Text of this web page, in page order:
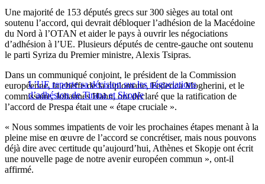
Une majorité de 153 députés grecs sur 300 sièges au total ont
soutenu l’accord, qui devrait débloquer l’adhésion de la Macédoine
du Nord à l’OTAN et aider le pays à ouvrir les négociations
d’adhésion à l’UE. Plusieurs députés de centre-gauche ont soutenu
le parti Syriza du Premier ministre, Alexis Tsipras.
L’UE reporte sa décision sur les négociations
d’adhésion de Tirana et Skopje
Dans un communiqué conjoint, le président de la Commission
européenne, la cheffe de la diplomatie, Federica Mogherini, et le
commissaire, Johannes Hahn, ont déclaré que la ratification de
l’accord de Prespa était une « étape cruciale ».
« Nous sommes impatients de voir les prochaines étapes menant à la
pleine mise en œuvre de l’accord se concrétiser, mais nous pouvons
déjà dire avec certitude qu’aujourd’hui, Athènes et Skopje ont écrit
une nouvelle page de notre avenir européen commun », ont-il
affirmé.